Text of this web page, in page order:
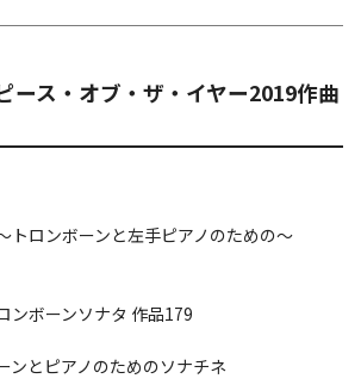
ース・オブ・ザ・イヤー2019作曲
トロンボーンと左手ピアノのための～
ンボーンソナタ 作品179
ンとピアノのためのソナチネ